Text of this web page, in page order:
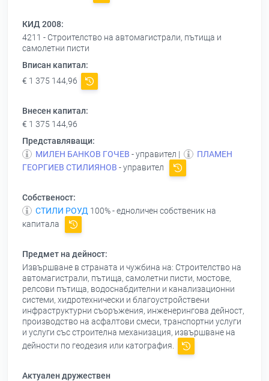
КИД 2008:
4211 - Строителство на автомагистрали, пътища и
самолетни писти
Вписан капитал:
€ 1 375 144,96
Внесен капитал:
€ 1 375 144,96
Представляващи:
МИЛЕН БАНКОВ ГОЧЕВ - управител |
ПЛАМЕН
ГЕОРГИЕВ СТИЛИЯНОВ - управител
Собственост:
СТИЛИ РОУД 100% - едноличен собственик на
капитала
Предмет на дейност:
Извършване в страната и чужбина на: Строителство на
автомагистрали, пътища, самолетни писти, мостове,
релсови пътища, водоснабдителни и канализационни
системи, хидротехнически и благоустройствени
инфраструктурни съоръжения, инженерингова дейност,
производство на асфалтови смеси, транспортни услуги
и услуги със строителна механизация, извършване на
дейности по геодезия или катография.
Актуален дружествен